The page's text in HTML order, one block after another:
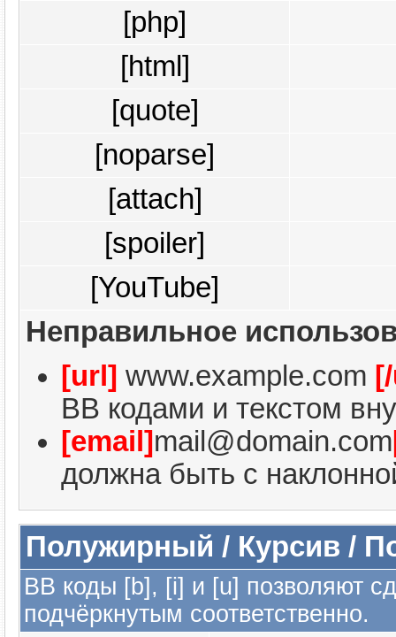
[php]
[html]
[quote]
[noparse]
[attach]
[spoiler]
[YouTube]
Неправильное
[url] www.example.com
BB кодами и текстом
[email] mail@domain.com
должна быть с
Полужирный / Курсив /
BB коды [b], [i] и [u] позволяют
подчёркнутым соответственно.